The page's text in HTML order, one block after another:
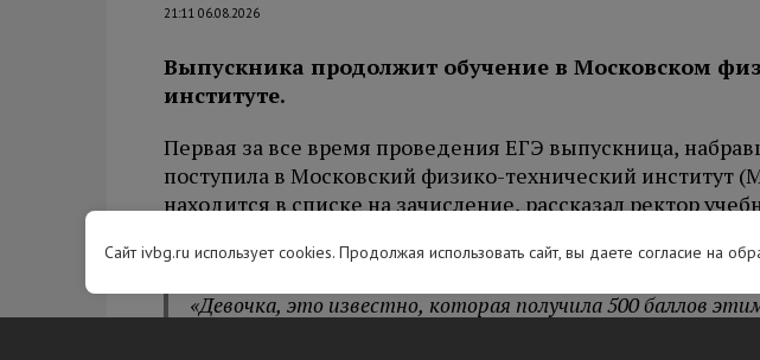
21:11 06.08.2026
Выпускника продолжит обучение в Московском
институте.
Первая за все время проведения ЕГЭ выпускница,
поступила в Московский физико-технический институт
находится в списке на зачисление, рассказал ректор
«Девочка, это известно, которая получила 500 баллов
Сайт ivbg.ru использует cookies. Продолжая использовать сайт, вы даете согласие на